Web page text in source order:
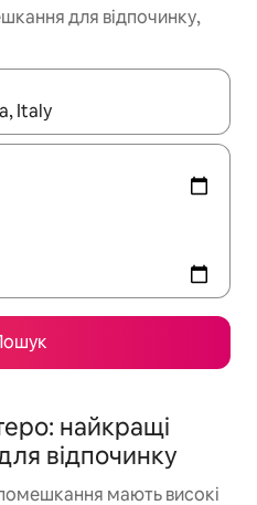
для відпочинку,
використовуйте для
найкращі
відпочинку
мають високі